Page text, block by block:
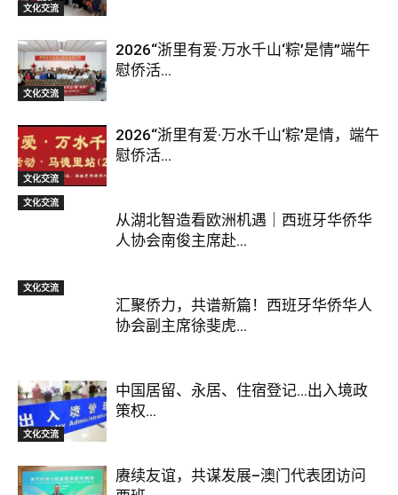
文化交流
文化交流
2026“浙里有爱·万水千山‘粽’是情”端午
慰侨活...
文化交流
2026“浙里有爱·万水千山‘粽’是情，端午
慰侨活...
文化交流
从湖北智造看欧洲机遇｜西班牙华侨华
人协会南俊主席赴...
文化交流
汇聚侨力，共谱新篇！西班牙华侨华人
协会副主席徐斐虎...
文化交流
中国居留、永居、住宿登记…出入境政
策权...
赓续友谊，共谋发展–澳门代表团访问